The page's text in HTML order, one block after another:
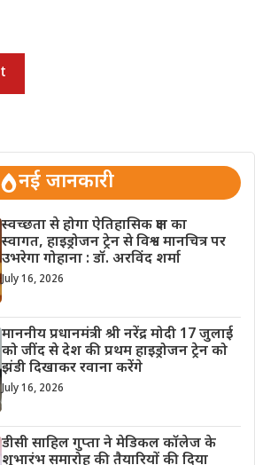
नई जानकारी
स्वच्छता से होगा ऐतिहासिक क्षण का
स्वागत, हाइड्रोजन ट्रेन से विश्व मानचित्र पर
उभरेगा गोहाना : डॉ. अरविंद शर्मा
July 16, 2026
माननीय प्रधानमंत्री श्री नरेंद्र मोदी 17 जुलाई
को जींद से देश की प्रथम हाइड्रोजन ट्रेन को
झंडी दिखाकर रवाना करेंगे
July 16, 2026
डीसी साहिल गुप्ता ने मेडिकल कॉलेज के
शुभारंभ समारोह की तैयारियों की दिया